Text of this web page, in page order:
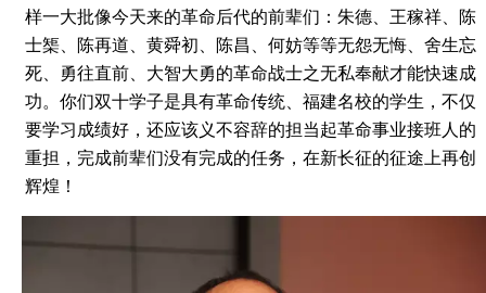
样一大批像今天来的革命后代的前辈们：朱德、王稼祥、陈
士榘、陈再道、黄舜初、陈昌、何妨等等无怨无悔、舍生忘
死、勇往直前、大智大勇的革命战士之无私奉献才能快速成
功。你们双十学子是具有革命传统、福建名校的学生，不仅
要学习成绩好，还应该义不容辞的担当起革命事业接班人的
重担，完成前辈们没有完成的任务，在新长征的征途上再创
辉煌！